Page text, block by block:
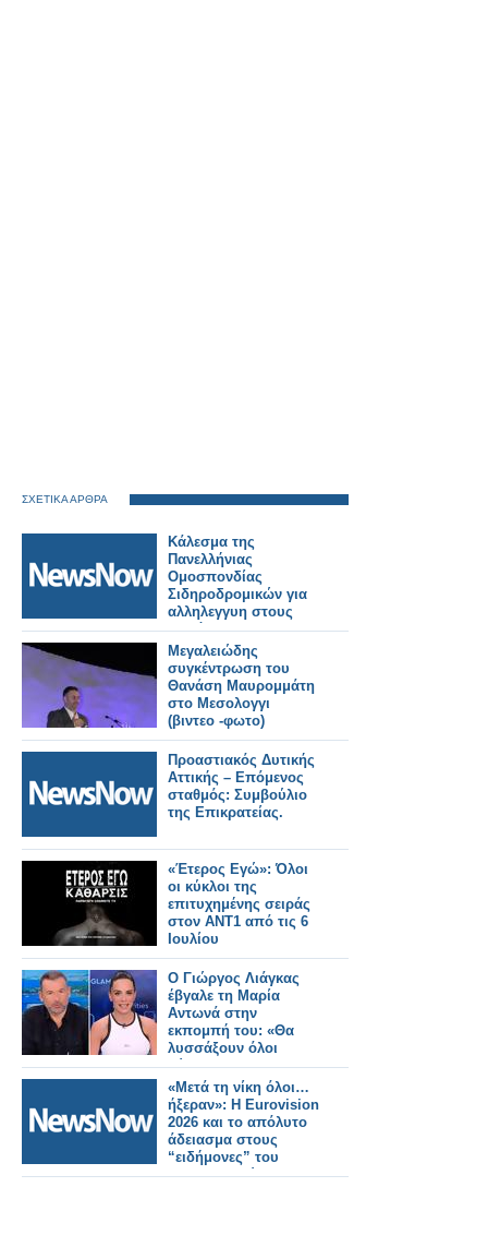
ΣΧΕΤΙΚΑ ΑΡΘΡΑ
Κάλεσμα της
Πανελλήνιας
Ομοσπονδίας
Σιδηροδρομικών για
αλληλεγγυη στους
πυρόπληκτους της
Δυτικής Αττικής.
Μεγαλειώδης
συγκέντρωση του
Θανάση Μαυρομμάτη
στο Μεσολογγι
(βιντεο -φωτο)
Προαστιακός Δυτικής
Αττικής – Επόμενος
σταθμός: Συμβούλιο
της Επικρατείας.
«Έτερος Εγώ»: Όλοι
οι κύκλοι της
επιτυχημένης σειράς
στον ΑΝΤ1 από τις 6
Ιουλίου
Ο Γιώργος Λιάγκας
έβγαλε τη Μαρία
Αντωνά στην
εκπομπή του: «Θα
λυσσάξουν όλοι
τώρα»
«Μετά τη νίκη όλοι…
ήξεραν»: Η Eurovision
2026 και το απόλυτο
άδειασμα στους
“ειδήμονες” του
διαγωνισμού